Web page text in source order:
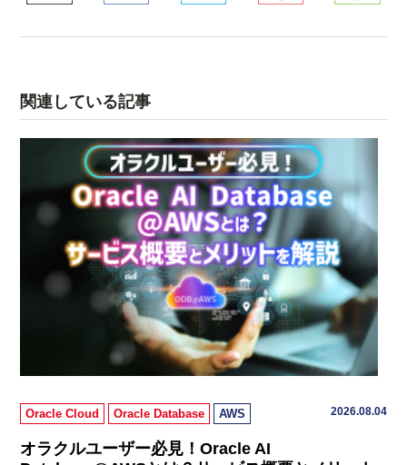
関連している記事
Oracle Cloud Oracle Database AWS 2026.08.04
オラクルユーザー必見！Oracle AI